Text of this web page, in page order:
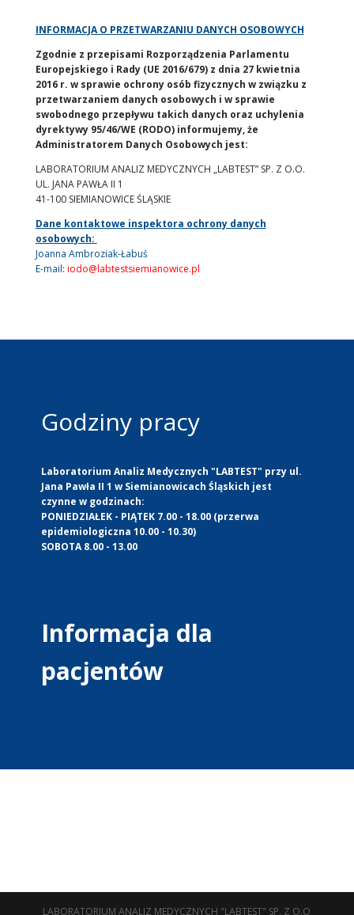
INFORMACJA O PRZETWARZANIU DANYCH OSOBOWYCH
Zgodnie z przepisami Rozporządzenia Parlamentu
Europejskiego i Rady (UE 2016/679) z dnia 27 kwietnia
2016 r. w sprawie ochrony osób fizycznych w związku z
przetwarzaniem danych osobowych i w sprawie
swobodnego przepływu takich danych oraz uchylenia
dyrektywy 95/46/WE (RODO) informujemy, że
Administratorem Danych Osobowych jest:
LABORATORIUM ANALIZ MEDYCZNYCH „LABTEST” SP. Z O.O.
UL. JANA PAWŁA II 1
41-100 SIEMIANOWICE ŚLĄSKIE
Dane kontaktowe inspektora ochrony danych
osobowych:
Joanna Ambroziak-Łabuś
E-mail: iodo@labtestsiemianowice.pl
Godziny pracy
Laboratorium Analiz Medycznych "LABTEST" przy ul.
Jana Pawła II 1 w Siemianowicach Śląskich jest
czynne w godzinach:
PONIEDZIAŁEK - PIĄTEK 7.00 - 18.00 (przerwa
epidemiologiczna 10.00 - 10.30)
SOBOTA 8.00 - 13.00
Informacja dla
pacjentów
LABORATORIUM ANALIZ MEDYCZNYCH "LABTEST" SP. Z O.O